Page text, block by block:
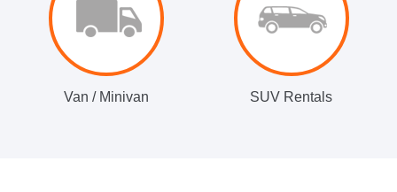
Van / Minivan SUV Rentals